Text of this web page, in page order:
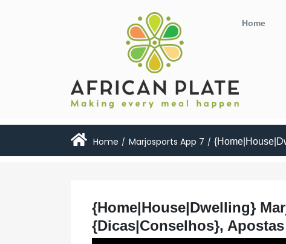
Home
Home / Marjosports App 7 /
{Home|House|Dwelling}
{Dicas|Conselhos},